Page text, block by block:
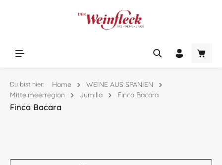
Du bist hier: Home
WEINE AUS SPANIEN
Mittelmeerregion
Jumilla Finca Bacara
Finca Bacara